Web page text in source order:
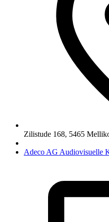
Zilistude 168, 5465
Adeco AG Audiovisuelle